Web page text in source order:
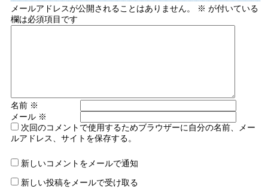
メールアドレスが公開されることはありません。 ※ が付いている
欄は必須項目です
名前 ※
メール ※
次回のコメントで使用するためブラウザーに自分の名前、メー
ルアドレス、サイトを保存する。
新しいコメントをメールで通知
新しい投稿をメールで受け取る